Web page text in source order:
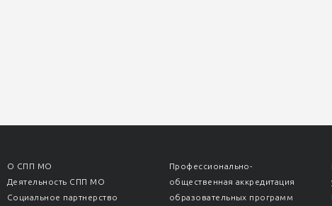
О СПП МО
Деятельность СПП МО
Социальное партнерство
Профессионально-
общественная аккредитация
образовательных программ